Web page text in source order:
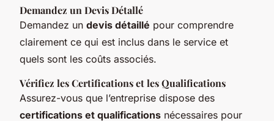
Demandez un Devis Détallé
Demandez un devis détaillé pour comprendre
clairement ce qui est inclus dans le service et
quels sont les coûts associés.
Vérifiez les Certifications et les Qualifications
Assurez-vous que l’entreprise dispose des
certifications et qualifications nécessaires pour